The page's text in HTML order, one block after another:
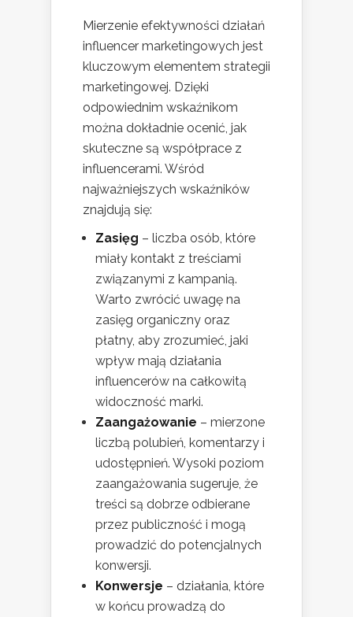
Mierzenie efektywności działań
influencer marketingowych jest
kluczowym elementem strategii
marketingowej. Dzięki
odpowiednim wskaźnikom
można dokładnie ocenić, jak
skuteczne są współprace z
influencerami. Wśród
najważniejszych wskaźników
znajdują się:
Zasięg – liczba osób, które
miały kontakt z treściami
związanymi z kampanią.
Warto zwrócić uwagę na
zasięg organiczny oraz
płatny, aby zrozumieć, jaki
wpływ mają działania
influencerów na całkowitą
widoczność marki.
Zaangażowanie – mierzone
liczbą polubień, komentarzy i
udostępnień. Wysoki poziom
zaangażowania sugeruje, że
treści są dobrze odbierane
przez publiczność i mogą
prowadzić do potencjalnych
konwersji.
Konwersje – działania, które
w końcu prowadzą do